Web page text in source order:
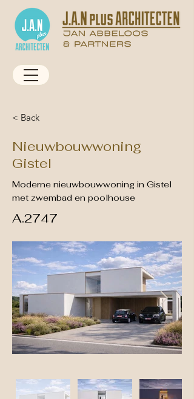
< Back
Nieuwbouwwoning
Gistel
Moderne nieuwbouwwoning in Gistel
met zwembad en poolhouse
A.2747